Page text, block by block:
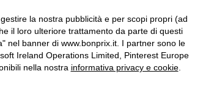
la nostra pubblicità e per scopi propri (ad
il loro ulteriore trattamento da parte di questi
nel banner di www.bonprix.it. I partner sono le
Ireland Operations Limited, Pinterest Europe
nella nostra informativa privacy e cookie.